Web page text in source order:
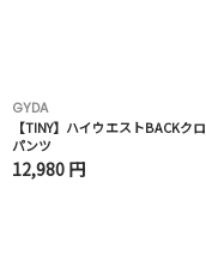
GYDA
【TINY】ハイウエストBACKク
パンツ
12,980 円